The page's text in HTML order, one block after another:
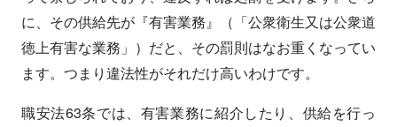
に、その供給先が『有害業務』（「公衆衛生又は公衆道
徳上有害な業務」）だと、その罰則はなお重くなってい
ます。つまり違法性がそれだけ高いわけです。
職安法63条では、有害業務に紹介したり、供給を行っ